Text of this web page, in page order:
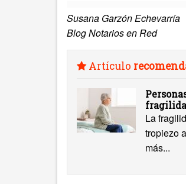
Susana Garzón Echevarría
Blog Notarios en Red
Artículo
La
tropiezo
más...